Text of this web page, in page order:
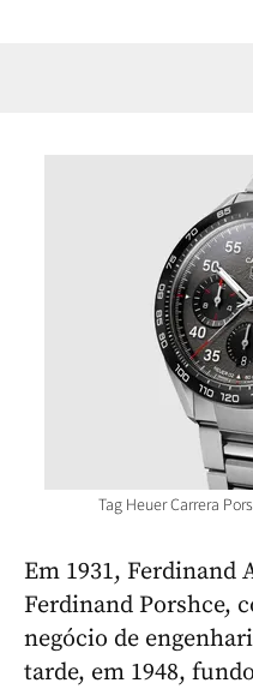
Tag Heuer Carrera
Em 1931, Ferdinand
Ferdinand Porshce,
negócio de
tarde, em 1948,